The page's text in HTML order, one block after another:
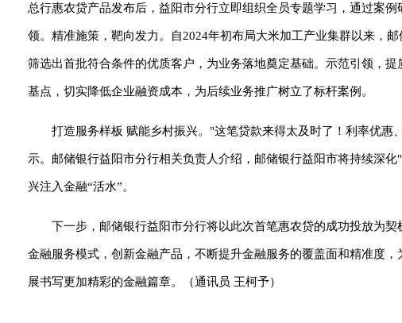
总行惠农贷产品发布后，益阳市分行立即组织全员专题学习，通过案
领。精准施策，靶向发力。自2024年初布局大米加工产业集群以来，
筛选出首批符合条件的优质客户，为业务落地奠定基础。示范引领，
基点，切实降低企业融资成本，为后续业务推广树立了标杆案例。
打造服务样板 赋能乡村振兴。"这笔贷款来得太及时了！利率优
示。邮储银行益阳市分行相关负责人介绍，邮储银行益阳市将持续深
兴注入金融“活水”。
下一步，邮储银行益阳市分行将以此次首笔惠农贷的成功投放为
金融服务模式，创新金融产品，不断提升金融服务的覆盖面和精准度
展书写更加精彩的金融篇章。（通讯员 王柯予）